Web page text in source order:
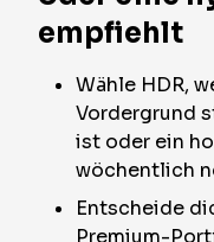
empfiehlt
Wähle HDR,
Vordergrund
ist oder ein
wöchentlich
Entscheide
Premium-